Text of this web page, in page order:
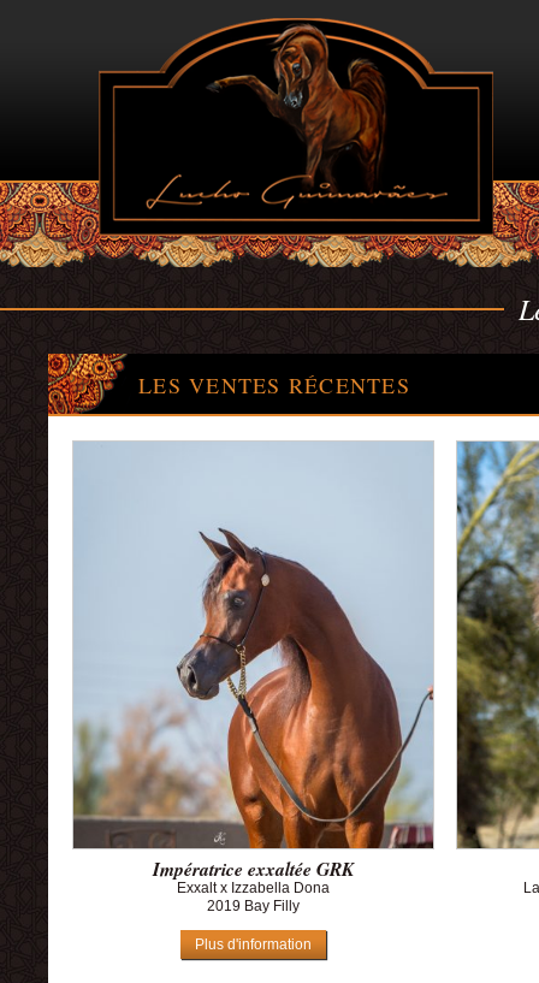
LES VENTES RÉCENTES
Impératrice exxaltée GRK
Exxalt x Izzabella Dona
2019 Bay Filly
Plus d'information